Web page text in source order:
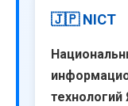
🇯🇵 NICT
технологий